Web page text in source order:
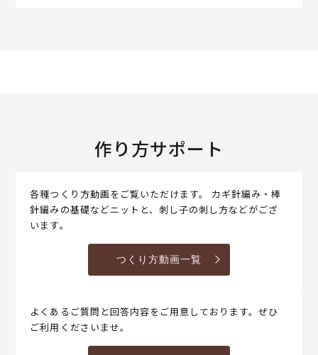
作り方サポート
各種つくり方動画をご覧いただけます。 カギ針編み・棒
針編みの基礎などニットと、刺し子の刺し方などがござ
います。
つくり方動画一覧
よくあるご質問と回答内容をご用意しております。ぜひ
ご利用くださいませ。